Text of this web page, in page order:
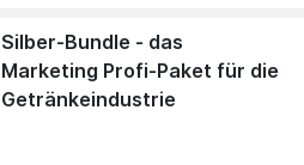
Silber-Bundle - das
Marketing Profi-Paket für die
Getränkeindustrie